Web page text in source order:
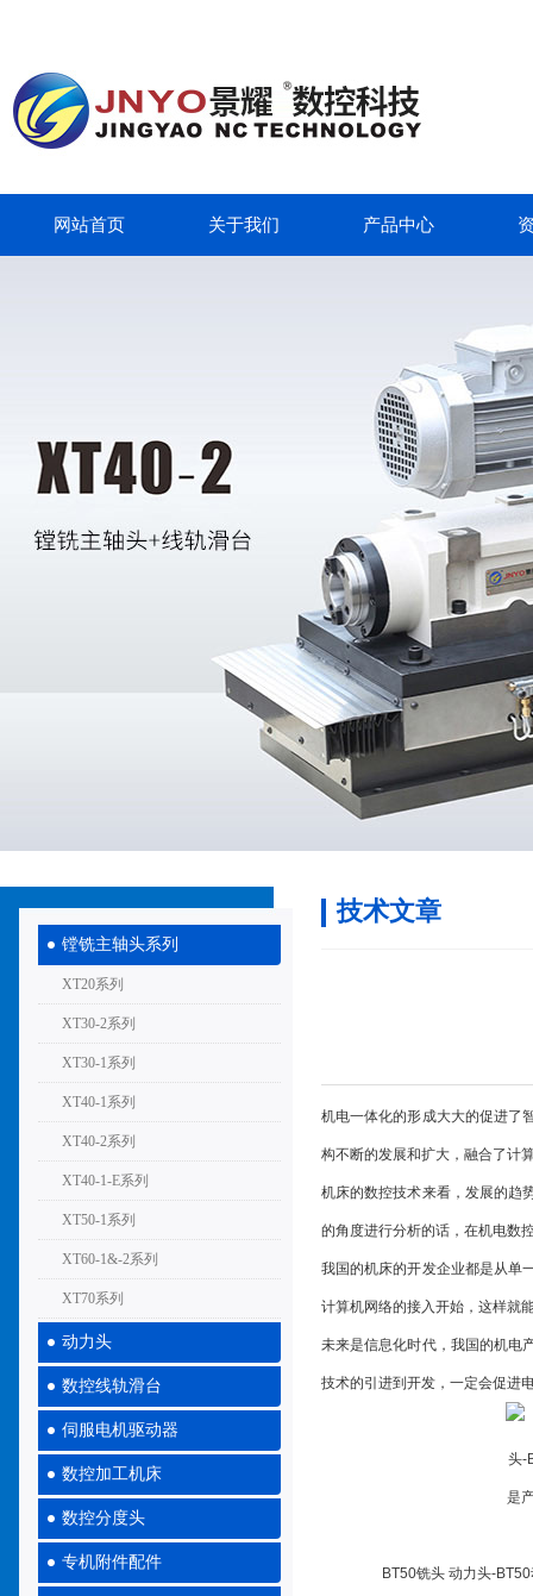
网站首页 关于我们 产品中心
镗铣主轴头系列
XT20系列
XT30-2系列
XT30-1系列
XT40-1系列
XT40-2系列
XT40-1-E系列
XT50-1系列
XT60-1&-2系列
XT70系列
动力头
数控线轨滑台
伺服电机驱动器
数控加工机床
数控分度头
专机附件配件
技术文章
机电一体化的形成大大的促进了
构不断的发展和扩大，融合了计
机床的数控技术来看，发展的趋
的角度进行分析的话，在机电数
我国的机床的开发企业都是从单
计算机网络的接入开始，这样就
未来是信息化时代，我国的机电
技术的引进到开发，一定会促进
BT50铣头 动力头-